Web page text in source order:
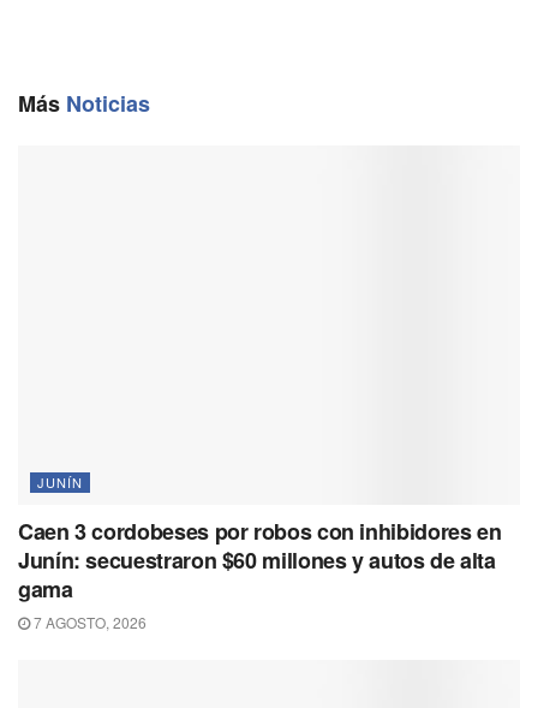
o
a
Más Noticias
JUNÍN
Caen 3 cordobeses por robos con inhibidores en
Junín: secuestraron $60 millones y autos de alta
gama
7 AGOSTO, 2026